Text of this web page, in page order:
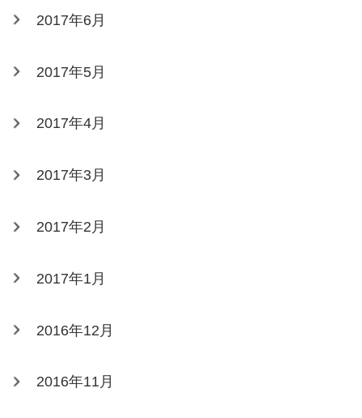
2017年6月
2017年5月
2017年4月
2017年3月
2017年2月
2017年1月
2016年12月
2016年11月